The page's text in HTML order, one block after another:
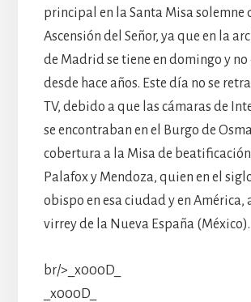
principal en la Santa Misa solemne
Ascensión del Señor, ya que en la
de Madrid se tiene en domingo y no
desde hace años. Este día no se
TV, debido a que las cámaras de
se encontraban en el Burgo de
cobertura a la Misa de beatificación
Palafox y Mendoza, quien en el
obispo en esa ciudad y en América,
virrey de la Nueva España (México).
br/>_x000D_
_x000D_